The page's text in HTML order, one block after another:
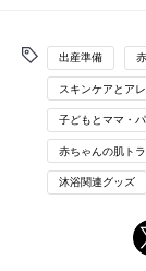
ェック！
出産準備
スキンケアとア
子どもとママ・
赤ちゃんの肌ト
沐浴関連グッズ